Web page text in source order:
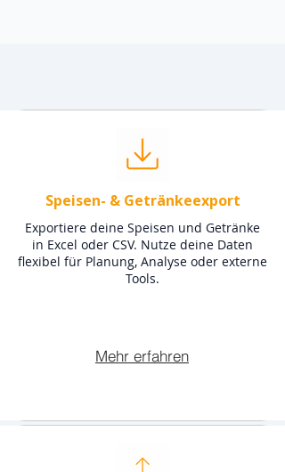
Speisen- & Getränkeexport
Exportiere deine Speisen und Getränke
in Excel oder CSV. Nutze deine Daten
flexibel für Planung, Analyse oder externe
Tools.
Mehr erfahren